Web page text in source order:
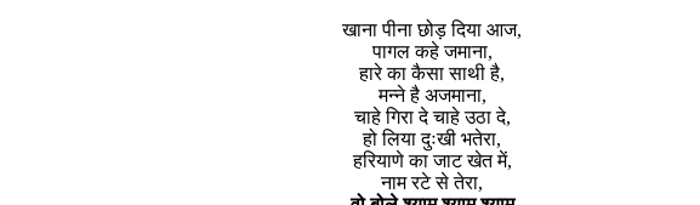
खाना पीना छोड़ दिया आज,
पागल कहे जमाना,
हारे का कैसा साथी है,
मन्ने है अजमाना,
चाहे गिरा दे चाहे उठा दे,
हो लिया दुःखी भतेरा,
हरियाणे का जाट खेत में,
नाम रटे से तेरा,